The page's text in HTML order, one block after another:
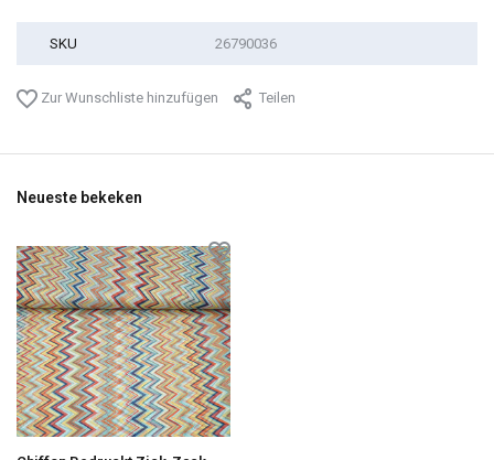
SKU 26790036
Zur Wunschliste hinzufügen Teilen
Neueste bekeken